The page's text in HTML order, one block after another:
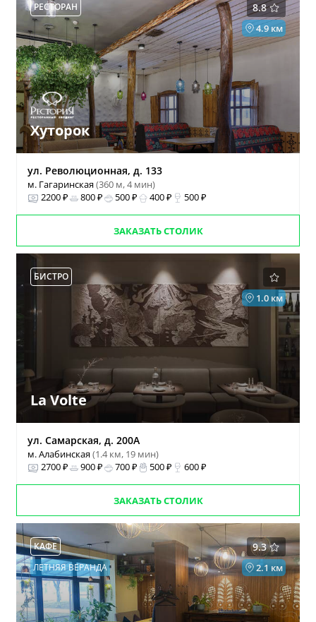
8.8
РЕСТОРАН
4.9 км
Хуторок
ул. Революционная, д. 133
м. Гагаринская(360 м, 4 мин)
2200 ₽
800 ₽ 500 ₽ 400 ₽ 500 ₽
ЗАКАЗАТЬ СТОЛИК
БИСТРО
1.0 км
La Volte
ул. Самарская, д. 200А
м. Алабинская(1.4 км, 19 мин)
2700 ₽
900 ₽ 700 ₽ 500 ₽ 600 ₽
ЗАКАЗАТЬ СТОЛИК
9.3
КАФЕ
2.1 км
ЛЕТНЯЯ ВЕРАНДА